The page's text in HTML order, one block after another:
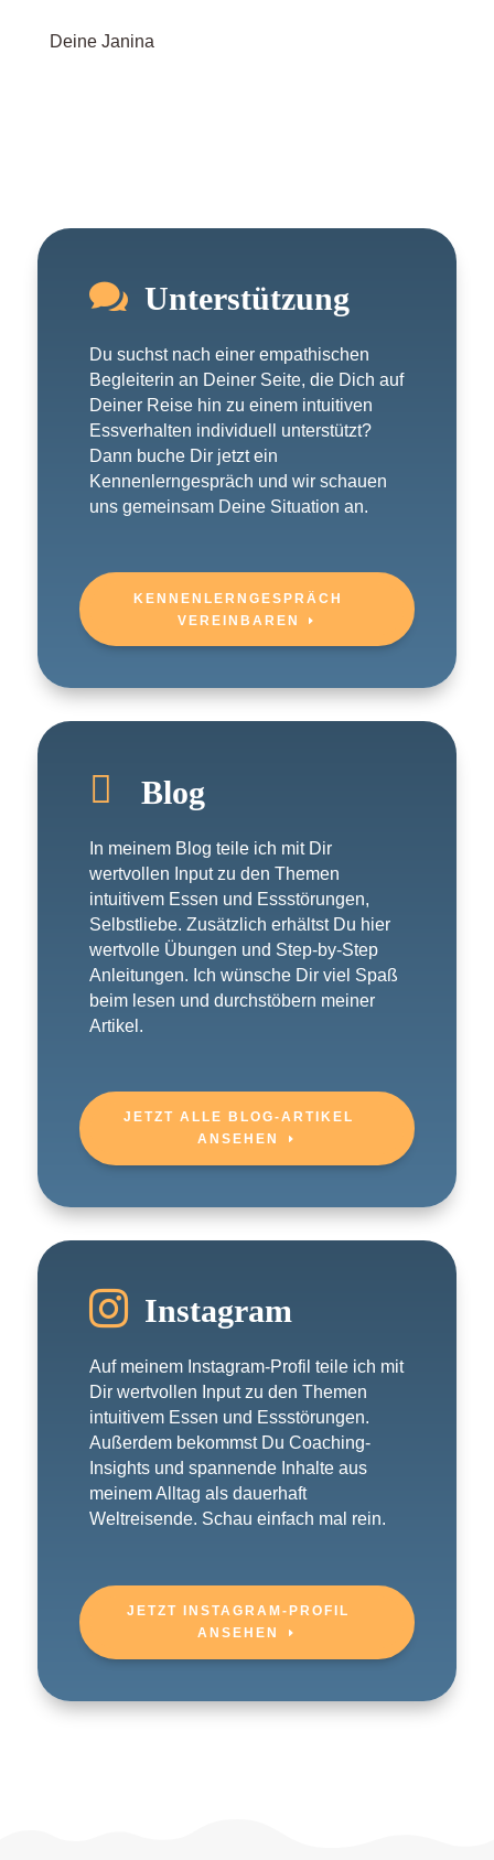
Deine Janina
 Unterstützung
Du suchst nach einer empathischen
Begleiterin an Deiner Seite, die Dich auf
Deiner Reise hin zu einem intuitiven
Essverhalten individuell unterstützt?
Dann buche Dir jetzt ein
Kennenlerngespräch und wir schauen
uns gemeinsam Deine Situation an.
KENNENLERNGESPRÄCH
VEREINBAREN
 Blog
In meinem Blog teile ich mit Dir
wertvollen Input zu den Themen
intuitivem Essen und Essstörungen,
Selbstliebe. Zusätzlich erhältst Du hier
wertvolle Übungen und Step-by-Step
Anleitungen. Ich wünsche Dir viel Spaß
beim lesen und durchstöbern meiner
Artikel.
JETZT ALLE BLOG-ARTIKEL
ANSEHEN
 Instagram
Auf meinem Instagram-Profil teile ich mit
Dir wertvollen Input zu den Themen
intuitivem Essen und Essstörungen.
Außerdem bekommst Du Coaching-
Insights und spannende Inhalte aus
meinem Alltag als dauerhaft
Weltreisende. Schau einfach mal rein.
JETZT INSTAGRAM-PROFIL
ANSEHEN